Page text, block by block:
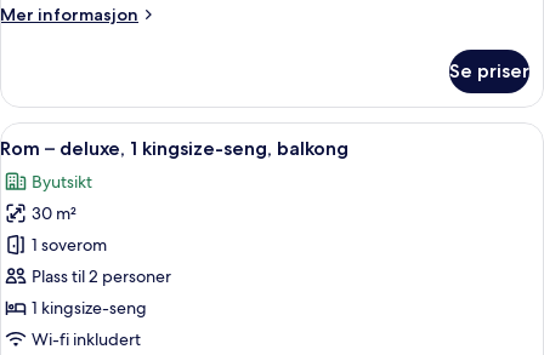
seng,
Mer informasjon
Mer
–
standard,
1
seng,
sjøutsikt
Se priser
Åpne
alle
bildene
av
Rom
–
deluxe,
1
Rom – deluxe, 1 kingsize-seng,
6
Rom – deluxe, 1 kingsize-seng, balkong
Byutsikt
30 m²
1 soverom
Plass til 2 personer
1 kingsize-seng
Wi-fi inkludert